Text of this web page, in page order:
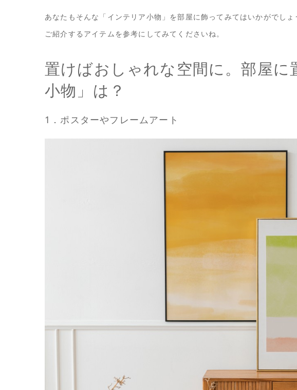
あなたもそんな「インテリア小物」を部屋に飾ってみてはいかがでし
ご紹介するアイテムを参考にしてみてくださいね。
置けばおしゃれな空間に。部屋
小物」は？
1．ポスターやフレームアート